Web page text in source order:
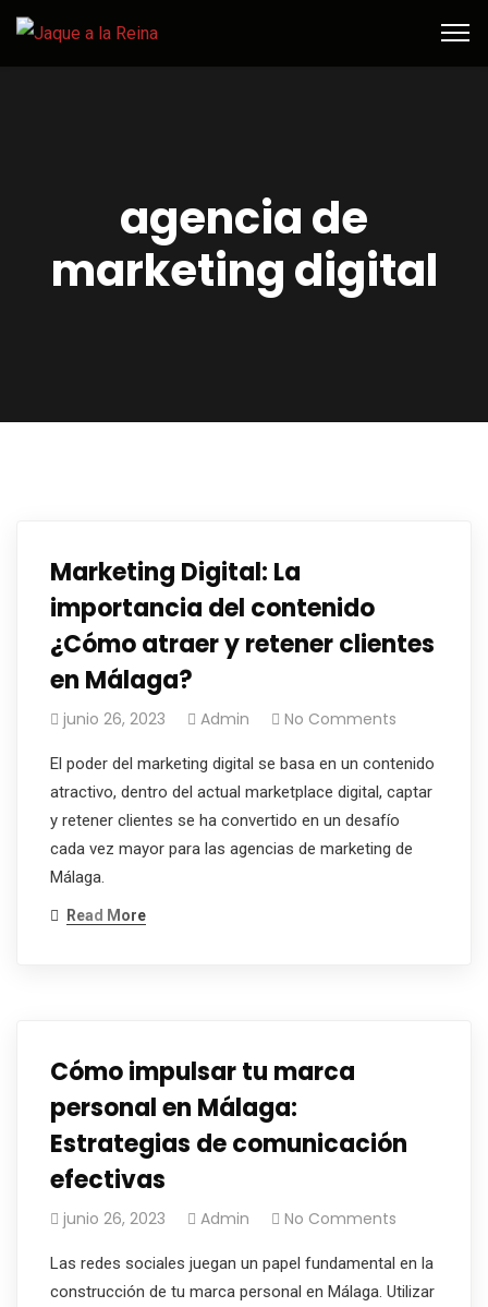
agencia de
marketing digital
Marketing Digital: La
importancia del contenido
¿Cómo atraer y retener clientes
en Málaga?
junio 26, 2023 Admin No Comments
El poder del marketing digital se basa en un contenido
atractivo, dentro del actual marketplace digital, captar
y retener clientes se ha convertido en un desafío
cada vez mayor para las agencias de marketing de
Málaga.
Read More
Cómo impulsar tu marca
personal en Málaga:
Estrategias de comunicación
efectivas
junio 26, 2023 Admin No Comments
Las redes sociales juegan un papel fundamental en la
construcción de tu marca personal en Málaga. Utilizar